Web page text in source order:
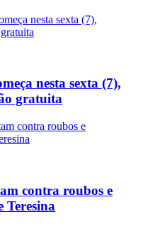
nesta sexta (7),
gratuita
contra roubos e
Teresina